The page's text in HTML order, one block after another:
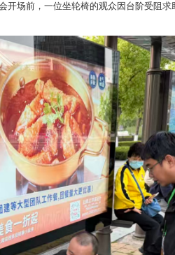
场前，一位坐轮椅的观众因台阶受阻求